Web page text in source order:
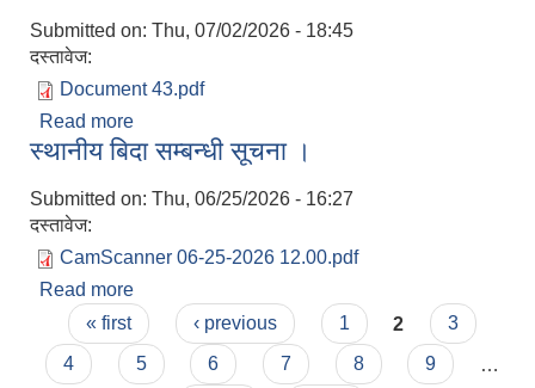
Submitted on: Thu, 07/02/2026 - 18:45
दस्तावेज:
Document 43.pdf
Read more
सूचना ।
स्थानीय बिदा सम्बन्धी सूचना ।
Submitted on: Thu, 06/25/2026 - 16:27
दस्तावेज:
CamScanner 06-25-2026 12.00.pdf
Read more
Pages
« first ‹ previous 1 2
3
4
5 6 7 8 9